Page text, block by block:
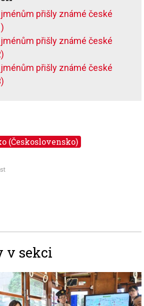
přišly známé české
přišly známé české
přišly známé české
(Československo)
v sekci